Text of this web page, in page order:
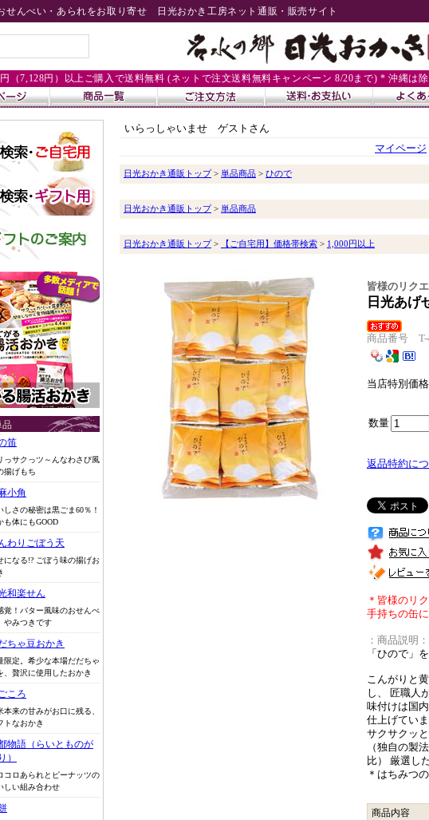
せんべい・あられをお取り寄せ 日光おかき工房ネット通販・販売サイト
7,128円）以上ご購入で送料無料 (ネットで注文送料無料キャンペーン 8/20まで) * 沖縄は除
品
笛
っサクっツ～んなわさび風
揚げもち
小角
しさの秘密は黒ごま60％！
も体にもGOOD
わりごぼう天
になる!? ごぼう味の揚げお
和楽せん
覚！バター風味のおせんべ
やみつきです
ちゃ豆おかき
限定。希少な本場だだちゃ
、贅沢に使用したおかき
ころ
本来の甘みがお口に残る、
トなおかき
物語（らいとものが
）
コロあられとピーナッツの
しい組み合わせ
いらっしゃいませ ゲストさん
マイページ
日光おかき通販トップ> 単品商品 > ひので
日光おかき通販トップ> 単品商品
日光おかき通販トップ> 【ご自宅用】価格帯検索 > 1,000円以上
皆様のリク
日光あげ
商品番号 T-
当店特別価格
数量
返品特約に
＊皆様のリ
手持ちの缶
：商品説明：
「ひので」
こんがりと
し、 匠職人
味付けは国
仕上げていま
サクサクッ
（独自の製
比） 厳選し
＊はちみつ
商品内容